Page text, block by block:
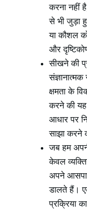
करना नहीं
से भी जुड़ा
या कौशल
और
सीखने की
क्षमता के
करने की यह
आधार पर
साझा करने
जब हम
केवल
अपने
डालते हैं।
प्रक्रिया